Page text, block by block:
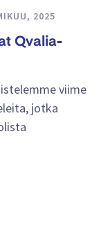
2025
Qvalia-
viime
jotka